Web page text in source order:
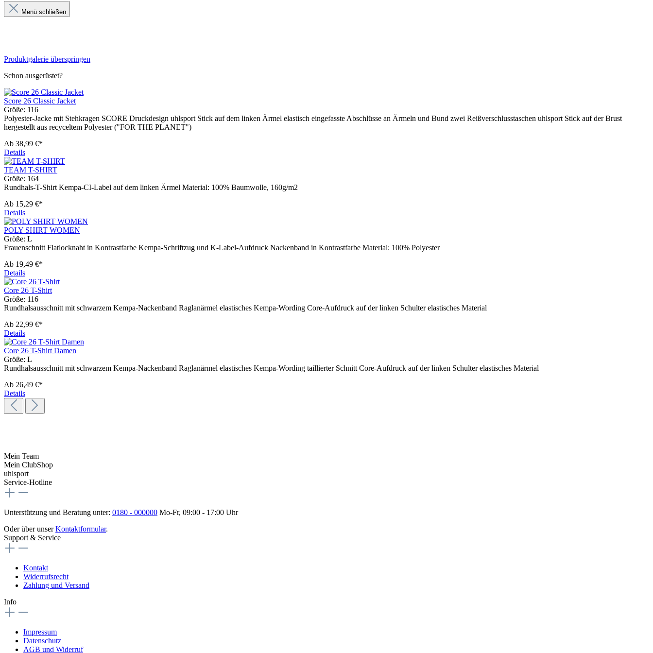
Menü schließen
Produktgalerie überspringen
Schon ausgerüstet?
Score 26 Classic Jacket
Größe: 116
Polyester-Jacke mit Stehkragen SCORE Druckdesign uhlsport Stick auf dem linken Ärmel elastisch eingefasste Abschlüsse an Ärmeln und Bund zwei Reißverschlusstaschen uhlsport Stick auf der Brust
hergestellt aus recyceltem Polyester ("FOR THE PLANET")
Ab 38,99 €*
Details
TEAM T-SHIRT
Größe: 164
Rundhals-T-Shirt Kempa-CI-Label auf dem linken Ärmel Material: 100% Baumwolle, 160g/m2
Ab 15,29 €*
Details
POLY SHIRT WOMEN
Größe: L
Frauenschnitt Flatlocknaht in Kontrastfarbe Kempa-Schriftzug und K-Label-Aufdruck Nackenband in Kontrastfarbe Material: 100% Polyester
Ab 19,49 €*
Details
Core 26 T-Shirt
Größe: 116
Rundhalsausschnitt mit schwarzem Kempa-Nackenband Raglanärmel elastisches Kempa-Wording Core-Aufdruck auf der linken Schulter elastisches Material
Ab 22,99 €*
Details
Core 26 T-Shirt Damen
Größe: L
Rundhalsausschnitt mit schwarzem Kempa-Nackenband Raglanärmel elastisches Kempa-Wording taillierter Schnitt Core-Aufdruck auf der linken Schulter elastisches Material
Ab 26,49 €*
Details
Mein Team
Mein ClubShop
uhlsport
Service-Hotline
Unterstützung und Beratung unter: 0180 - 000000 Mo-Fr, 09:00 - 17:00 Uhr
Oder über unserKontaktformular.
Support & Service
Kontakt
Widerrufsrecht
Zahlung und Versand
Info
Impressum
Datenschutz
AGB und Widerruf